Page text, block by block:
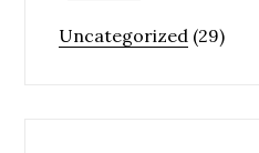
Uncategorized (29)